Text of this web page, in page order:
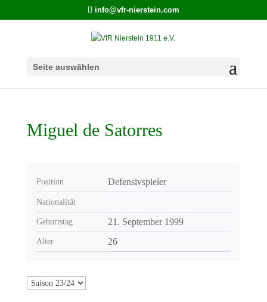
info@vfr-nierstein.com
Seite auswählen
Miguel de Satorres
Position Defensivspieler
Nationalität
Geburtstag 21. September 1999
Alter 26